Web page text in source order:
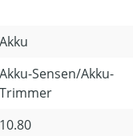
Akku
Akku-Sensen/Akku-
Trimmer
10.80